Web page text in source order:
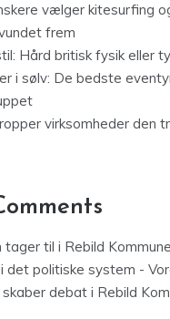
vælger kitesurfing
frem
Hård britisk fysik eller
i sølv: De bedste
virksomheder den
til i Rebild
det politiske system -
debat i Rebild